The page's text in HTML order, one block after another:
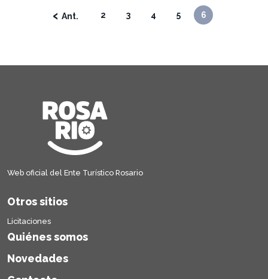
‹ 2 3 4 5 6
Web oficial del Ente Turístico Rosario
Otros sitios
Licitaciones
Quiénes somos
Novedades